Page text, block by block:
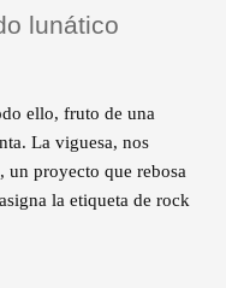
lunático
ello, fruto de una
La viguesa, nos
un proyecto que rebosa
la etiqueta de rock